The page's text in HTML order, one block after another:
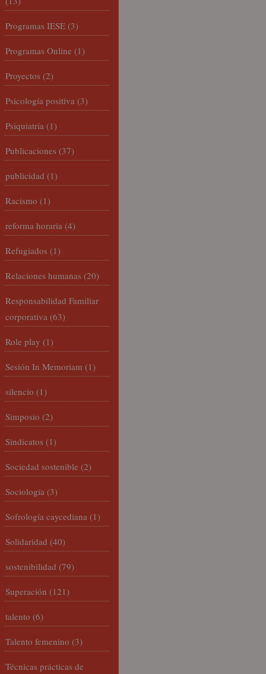
Programas IESE (3)
Programas Online (1)
Proyectos (2)
Psicología positiva (3)
Psiquiatría (1)
Publicaciones (37)
publicidad (1)
Racismo (1)
reforma horaria (4)
Refugiados (1)
Relaciones humanas (20)
Responsabilidad Familiar
corporativa (63)
Role play (1)
Sesión In Memoriam (1)
silencio (1)
Simposio (2)
Sindicatos (1)
Sociedad sostenible (2)
Sociología (3)
Sofrología caycediana (1)
Solidaridad (40)
sostenibilidad (79)
Superación (121)
talento (6)
Talento femenino (3)
Técnicas prácticas de